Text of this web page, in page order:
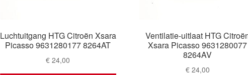
Luchtuitgang HTG Citroën Xsara
Picasso 9631280177 8264AT
€ 24,00
Ventilatie-uitlaat HTG
Xsara Picasso 9631280077
8264AV
€24,00